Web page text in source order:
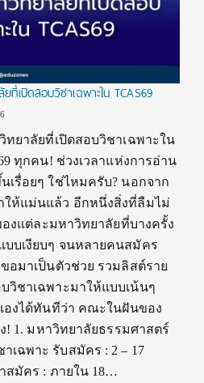
เปิดสอบวิชาเฉพาะใน TCAS69
ทยาลัยที่เปิดสอบวิชาเฉพาะใน
ทุกคน! ช่วงเวลาแห่งการอ่าน
เรื่อยๆ ใช่ไหมครับ? นอกจาก
ให้แม่นแล้ว อีกหนึ่งสิ่งที่ลืมไม่
องแต่ละมหาวิทยาลัยที่บางครั้ง
บเงียบๆ จนหลายคนสมัคร
อมาเป็นตัวช่วย รวมลิสต์ราย
วิชาเฉพาะมาให้แบบเน้นๆ
องได้ทันทีว่า คณะในฝันของ
! 1. มหาวิทยาลัยธรรมศาสตร์
เฉพาะ รับสมัคร : 2 – 17
สมัคร : ภายใน 18…